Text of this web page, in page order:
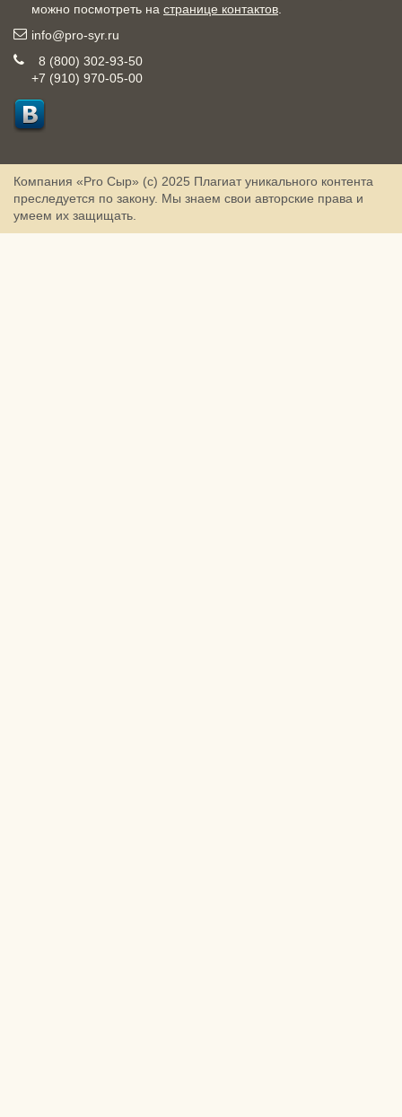
можно посмотреть на странице контактов
info@pro-syr.ru
8 (800) 302-93-50
+7 (910) 970-05-00
Компания «Pro Сыр» (с) 2025 Плагиат уникального контента
преследуется по закону. Мы знаем свои авторские права и
умеем их защищать.